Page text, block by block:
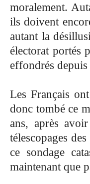
moralement.
ils doivent
autant la
électorat portés
effondrés
Les Français
donc tombé ce
ans, après
télescopages
ce sondage
maintenant que